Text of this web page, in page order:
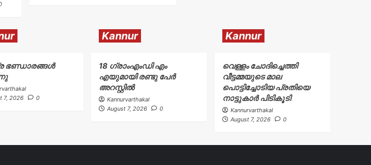
ഭണ്ഡാരങ്ങൾ
7, 2026
0
Kannur
18 ഗ്രാംഎംഡി എം
എയുമായി രണ്ടു പേർ
അറസ്റ്റിൽ
Kannurvarthakal
August 7, 2026
0
Kannur
വെള്ളം ചോദിച്ചെത്തി
വീട്ടമ്മയുടെ മാല
പൊട്ടിച്ചോടിയ പ്രതിയെ
നാട്ടുകാർ പിടികൂടി
Kannurvarthakal
August 7, 2026
0